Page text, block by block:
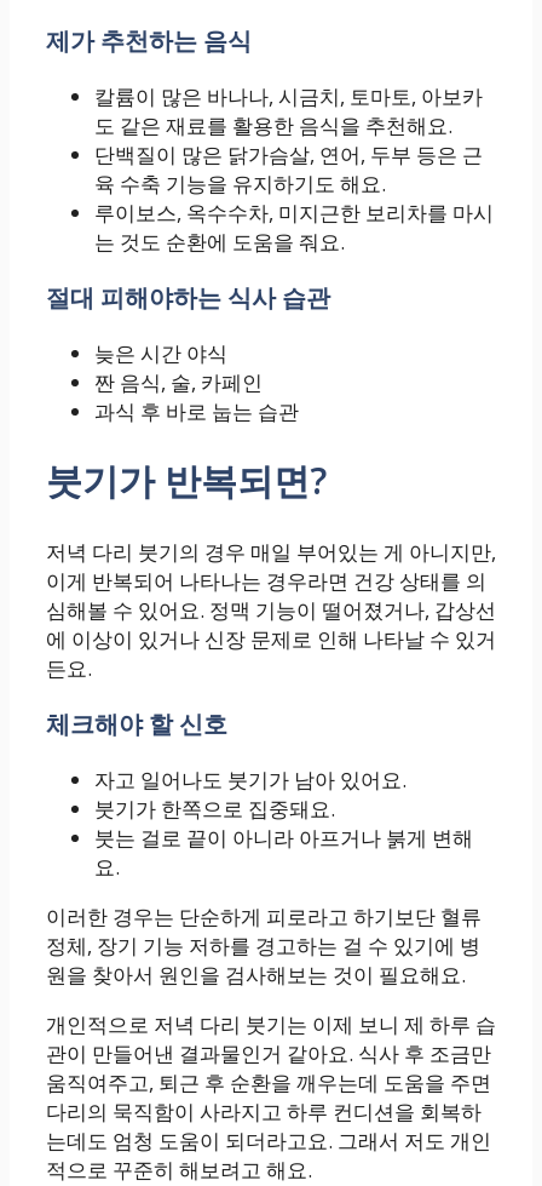
제가 추천하는 음식
칼륨이 많은 바나나, 시금치, 토마토, 아보카
도 같은 재료를 활용한 음식을 추천해요.
단백질이 많은 닭가슴살, 연어, 두부 등은 근
육 수축 기능을 유지하기도 해요.
루이보스, 옥수수차, 미지근한 보리차를 마시
는 것도 순환에 도움을 줘요.
절대 피해야하는 식사 습관
늦은 시간 야식
짠 음식, 술, 카페인
과식 후 바로 눕는 습관
붓기가 반복되면?
저녁 다리 붓기의 경우 매일 부어있는 게 아니지만,
이게 반복되어 나타나는 경우라면 건강 상태를 의
심해볼 수 있어요. 정맥 기능이 떨어졌거나, 갑상선
에 이상이 있거나 신장 문제로 인해 나타날 수 있거
든요.
체크해야 할 신호
자고 일어나도 붓기가 남아 있어요.
붓기가 한쪽으로 집중돼요.
붓는 걸로 끝이 아니라 아프거나 붉게 변해
요.
이러한 경우는 단순하게 피로라고 하기보단 혈류
정체, 장기 기능 저하를 경고하는 걸 수 있기에 병
원을 찾아서 원인을 검사해보는 것이 필요해요.
개인적으로 저녁 다리 붓기는 이제 보니 제 하루 습
관이 만들어낸 결과물인거 같아요. 식사 후 조금만
움직여주고, 퇴근 후 순환을 깨우는데 도움을 주면
다리의 묵직함이 사라지고 하루 컨디션을 회복하
는데도 엄청 도움이 되더라고요. 그래서 저도 개인
적으로 꾸준히 해보려고 해요.